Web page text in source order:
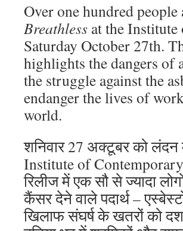
Over one hundred
Breathless at the
Saturday October 27th.
highlights the dangers of
the struggle against the
endanger the lives of
world.
शनिवार 27 अक्टूबर को
Institute of
रिलीज में एक सौ से ज्यादा
कैंसर देने वाले पदार्थ –
खिलाफ संघर्ष के खतरों को